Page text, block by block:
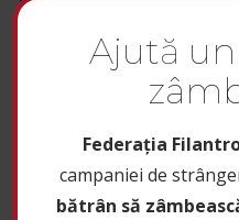
INVITAȚIE
FORMARE
Ajută
Federaţia
campaniei de
bătrân să